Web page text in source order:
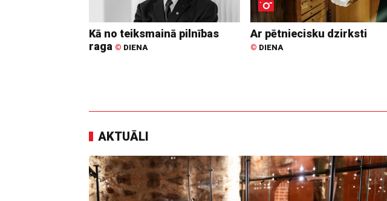
Kā no teiksmainā pilnības
raga © DIENA
Ar pētniecisku dzirksti
© DIENA
AKTUĀLI